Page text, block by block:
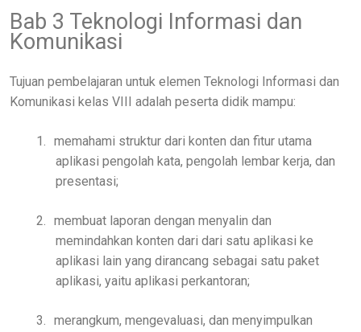
Bab 3 Teknologi Informasi dan
Komunikasi
Tujuan pembelajaran untuk elemen Teknologi Informasi dan
Komunikasi kelas VIII adalah peserta didik mampu:
1.
memahami struktur dari konten dan fitur utama
aplikasi pengolah kata, pengolah lembar kerja, dan
presentasi;
2.
membuat laporan dengan menyalin dan
memindahkan konten dari dari satu aplikasi ke
aplikasi lain yang dirancang sebagai satu paket
aplikasi, yaitu aplikasi perkantoran;
3.
merangkum, mengevaluasi, dan menyimpulkan